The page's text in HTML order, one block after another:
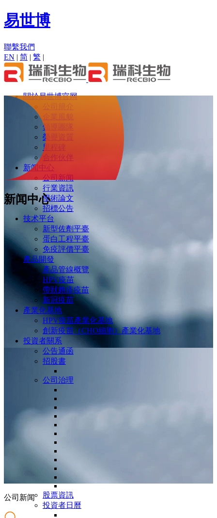
易世博
聯繫我們
EN | 简 | 繁 |
關於易世博官网
公司簡介
企業風貌
領導團隊
榮譽資質
里程碑
合作伙伴
新闻中心
公司新闻
行業資訊
學術論文
招標公告
技术平台
新型佐劑平臺
蛋白工程平臺
免疫評價平臺
產品開發
產品管線概覽
HPV疫苗
帶狀皰疹疫苗
新冠疫苗
產業化基地
HPV疫苗產業化基地
創新疫苗（CHO細胞）產業化基地
投資者關系
公告通函
招股書
公司治理
股票資訊
投資者日曆
新闻中心
公司 新闻